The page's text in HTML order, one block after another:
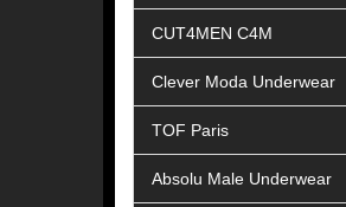
CUT4MEN C4M
Clever Moda Underwear
TOF Paris
Absolu Male Underwear